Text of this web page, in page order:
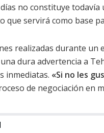
no constituye
que servirá como base
realizadas durante
dura advertencia a
inmediatas. «Si no les
de negociación en